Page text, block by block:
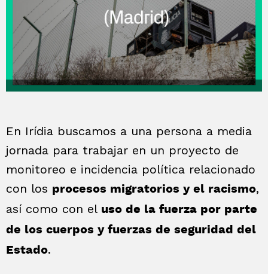
En Irídia buscamos a una persona a media
jornada para trabajar en un proyecto de
monitoreo e incidencia política relacionado
con los procesos migratorios y el racismo,
así como con el uso de la fuerza por parte
de los cuerpos y fuerzas de seguridad del
Estado.